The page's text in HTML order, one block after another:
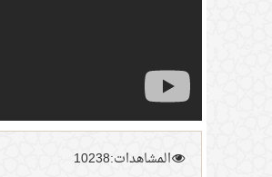
المشاهدات:10238
8. (3) التعليق على كتاب الحج من الكافي
9. (2) التعليق على كتاب الحج من الكافي
1. خطبة الجمعة: أهل